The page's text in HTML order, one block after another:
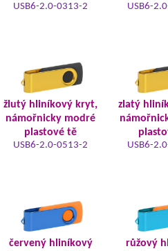
USB6-2.0-0313-2 USB6-
žlutý hliníkový kryt,
námořnicky modré
plastové tě
USB6-2.0-0513-2
zlatý
USB6-
červený hliníkový
růžový